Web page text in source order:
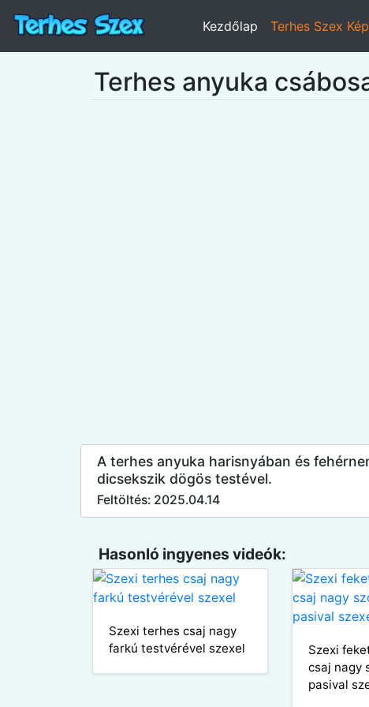
Kezdőlap Terhes Szex
Terhes anyuka
A terhes anyuka harisnyában és
dicsekszik dögös testével.
Feltöltés: 2025.04.14
Hasonló ingyenes videók:
Szexi terhes csaj nagy
farkú testvérével szexel
Szexi
csaj nagy
pasival